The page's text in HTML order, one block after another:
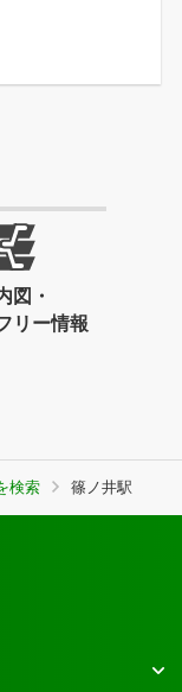
図・
リー情報
検索 篠ノ井駅